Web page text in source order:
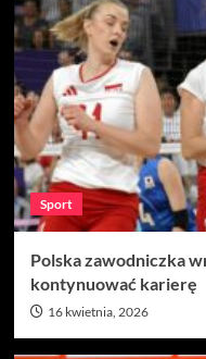
Sport
Polska zawodniczka
kontynuować karierę
16 kwietnia, 2026